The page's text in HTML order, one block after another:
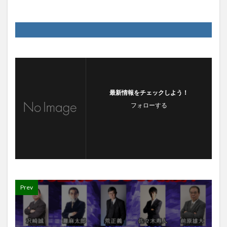
最新情報をチェックしよう！
フォローする
Prev